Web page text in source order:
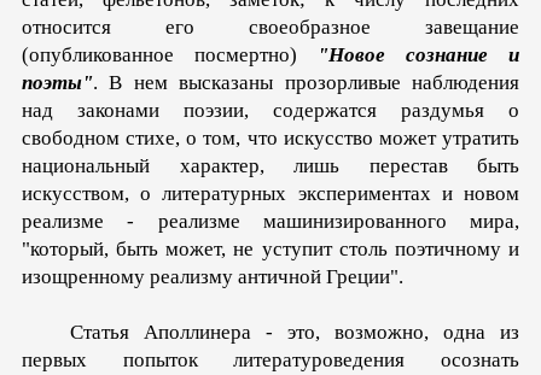
относится его своеобразное завещание
(опубликованное посмертно) "Новое сознание и
поэты". В нем высказаны прозорливые наблюдения
над законами поэзии, содержатся раздумья о
свободном стихе, о том, что искусство может утратить
национальный характер, лишь перестав быть
искусством, о литературных экспериментах и новом
реализме - реализме машинизированного мира,
"который, быть может, не уступит столь поэтичному и
изощренному реализму античной Греции".
Статья Аполлинера - это, возможно, одна из
первых попыток литературоведения осознать